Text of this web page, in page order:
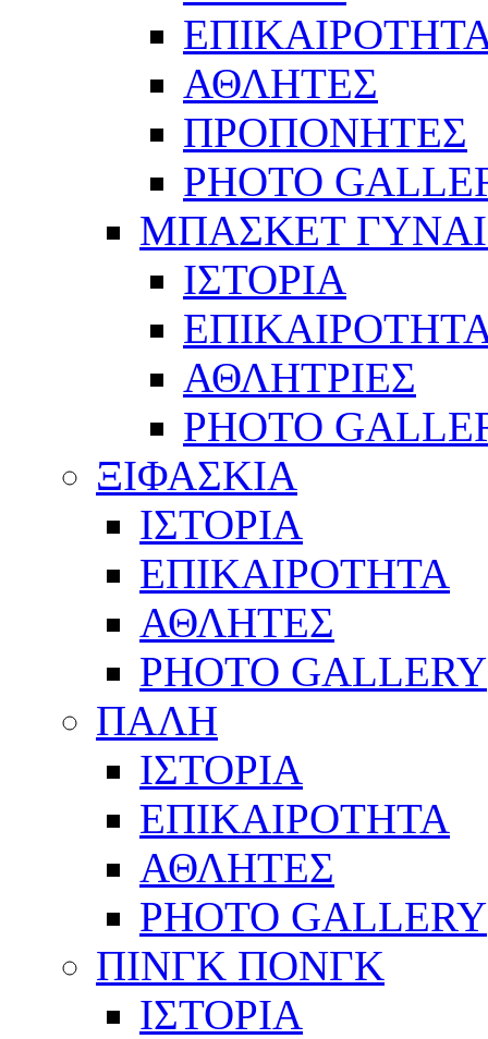
ΑΘΛΗΤΕΣ
ΠΡΟΠΟΝΗΤΕΣ
PHOTO
ΜΠΑΣΚΕΤ
ΙΣΤΟΡΙΑ
ΑΘΛΗΤΡΙΕΣ
PHOTO
ΞΙΦΑΣΚΙΑ
ΙΣΤΟΡΙΑ
ΕΠΙΚΑΙΡΟΤΗΤΑ
ΑΘΛΗΤΕΣ
PHOTO GALLERY
ΠΑΛΗ
ΙΣΤΟΡΙΑ
ΕΠΙΚΑΙΡΟΤΗΤΑ
ΑΘΛΗΤΕΣ
PHOTO GALLERY
ΠΙΝΓΚ ΠΟΝΓΚ
ΙΣΤΟΡΙΑ